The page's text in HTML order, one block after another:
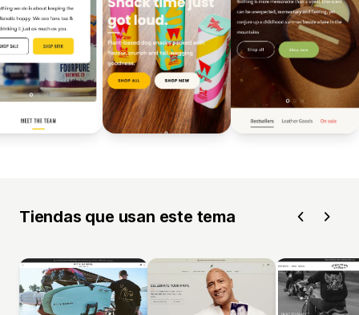
Tiendas que usan este tema